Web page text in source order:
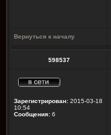
Вернуться к началу
598537
Зарегистрирован: 2015-03-18
10:54
Сообщения: 6